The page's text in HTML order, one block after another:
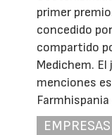
primer
concedido
compartido
Medichem.
menciones